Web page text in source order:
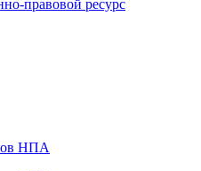
правовой ресурс
НПА